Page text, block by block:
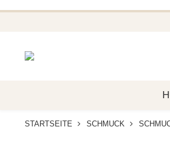
STARTSEITE SCHMUCK